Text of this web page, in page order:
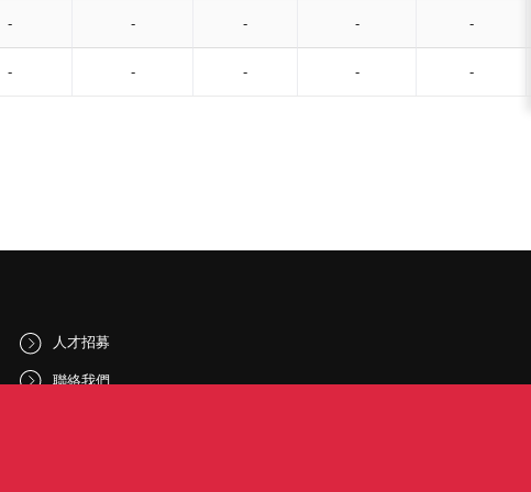
- - - - -
- - - - -
人才招募
聯絡我們